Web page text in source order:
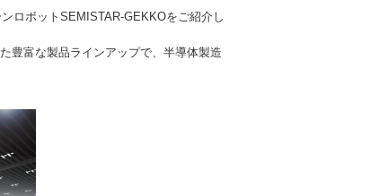
ロボットSEMISTAR-GEKKOをご紹介し
豊富な製品ラインアップで、半導体製造